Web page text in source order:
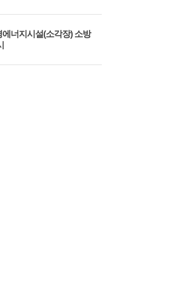
에너지시설(소각장) 소방